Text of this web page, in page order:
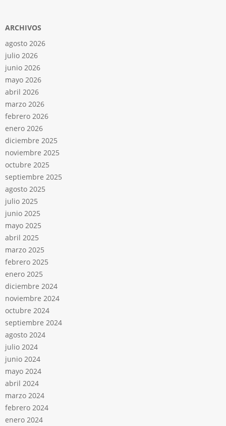
ARCHIVOS
agosto 2026
julio 2026
junio 2026
mayo 2026
abril 2026
marzo 2026
febrero 2026
enero 2026
diciembre 2025
noviembre 2025
octubre 2025
septiembre 2025
agosto 2025
julio 2025
junio 2025
mayo 2025
abril 2025
marzo 2025
febrero 2025
enero 2025
diciembre 2024
noviembre 2024
octubre 2024
septiembre 2024
agosto 2024
julio 2024
junio 2024
mayo 2024
abril 2024
marzo 2024
febrero 2024
enero 2024